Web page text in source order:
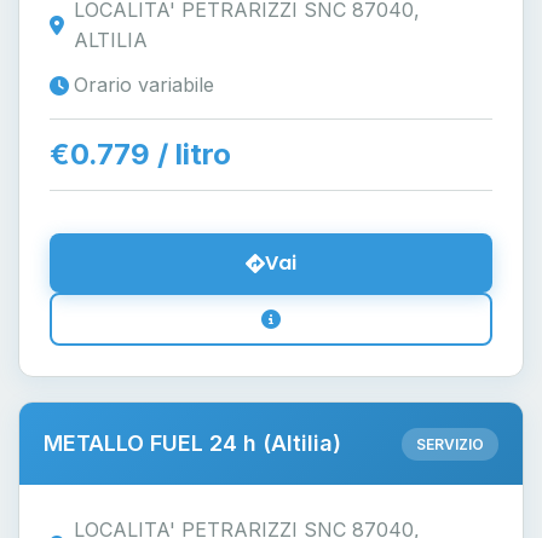
LOCALITA' PETRARIZZI SNC 87040,
ALTILIA
Orario variabile
€0.779 / litro
Vai
METALLO FUEL 24 h (Altilia) SERVIZIO
LOCALITA' PETRARIZZI SNC 87040,